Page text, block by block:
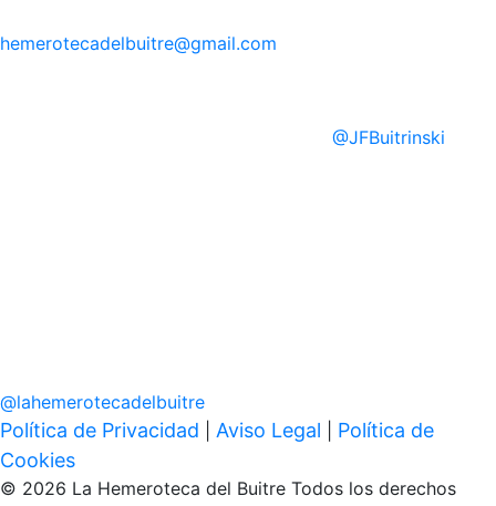
hemerotecadelbuitre@gmail.com
@JFBuitrinski
@lahemerotecadelbuitre
Política de Privacidad Aviso Legal
Política de
Cookies
© 2026 La Hemeroteca del Buitre Todos los derechos